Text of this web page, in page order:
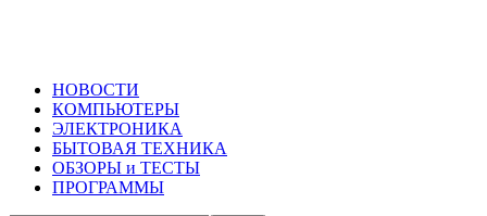
НОВОСТИ
КОМПЬЮТЕРЫ
ЭЛЕКТРОНИКА
БЫТОВАЯ ТЕХНИКА
ОБЗОРЫ и ТЕСТЫ
ПРОГРАММЫ